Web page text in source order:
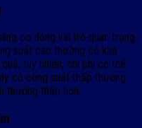
co đóng vai trò quan trọng
suất cao thường có khả
tuy nhiên, chi phí có thể
có công suất thấp thường
thường thấp hơn.